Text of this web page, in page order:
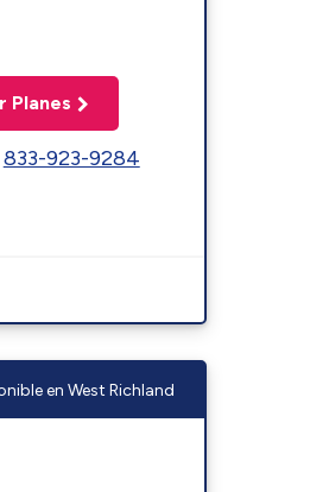
Planes
833-923-9284
en West Richland